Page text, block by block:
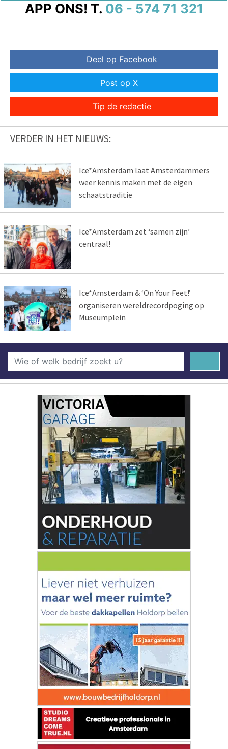
APP ONS! T. 06 - 574 71 321
Deel op Facebook
Post op X
Tip de redactie
VERDER IN HET NIEUWS:
Ice*Amsterdam laat Amsterdammers
weer kennis maken met de eigen
schaatstraditie
Ice*Amsterdam zet ‘samen zijn’
centraal!
Ice*Amsterdam & ‘On Your Feet!’
organiseren wereldrecordpoging op
Museumplein